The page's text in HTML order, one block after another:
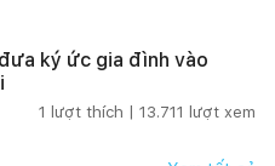
ký ức gia đình vào
1 lượt thích | 13.711 lượt xem